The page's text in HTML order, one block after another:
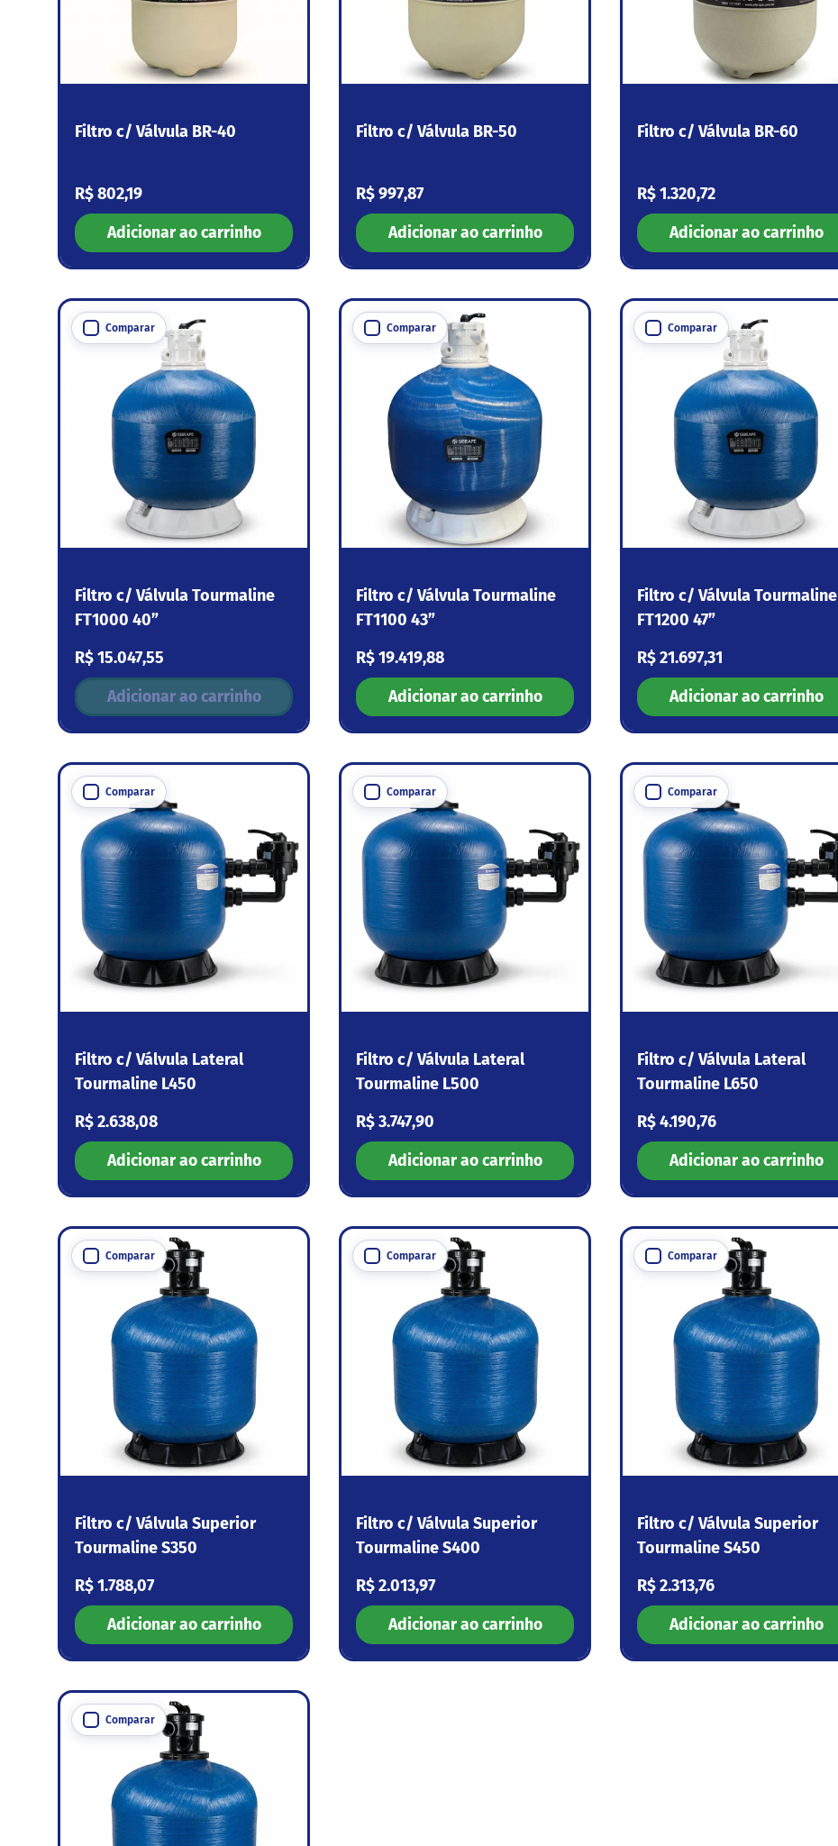
Filtro c/ Válvula BR-40
Preço normal
R$ 802,19
Adicionar ao carrinho
Filtro c/ Válvula BR-50
Preço normal
R$ 997,87
Adicionar ao carrinho
Filtro c/ Válvula BR-60
Preço normal
R$ 1.320,72
Adicionar ao carrinho
Comparar
Filtro c/ Válvula Tourmaline
FT1000 40”
Preço normal
R$ 15.047,55
Adicionar ao carrinho
Comparar
Filtro c/ Válvula Tourmaline
FT1100 43”
Preço normal
R$ 19.419,88
Adicionar ao carrinho
Comparar
Filtro c/ Válvula Tourmaline
FT1200 47”
Preço normal
R$ 21.697,31
Adicionar ao carrinho
Comparar
Filtro c/ Válvula Lateral
Tourmaline L450
Preço normal
R$ 2.638,08
Adicionar ao carrinho
Comparar
Filtro c/ Válvula Lateral
Tourmaline L500
Preço normal
R$ 3.747,90
Adicionar ao carrinho
Comparar
Filtro c/ Válvula Lateral
Tourmaline L650
Preço normal
R$ 4.190,76
Adicionar ao carrinho
Comparar
Filtro c/ Válvula Superior
Tourmaline S350
Preço normal
R$ 1.788,07
Adicionar ao carrinho
Comparar
Filtro c/ Válvula Superior
Tourmaline S400
Preço normal
R$ 2.013,97
Adicionar ao carrinho
Comparar
Filtro c/ Válvula Superior
Tourmaline S450
Preço normal
R$ 2.313,76
Adicionar ao carrinho
Comparar